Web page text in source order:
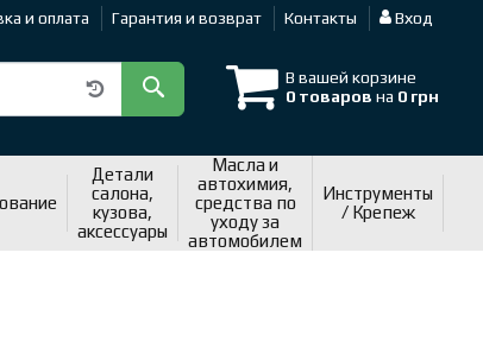
и оплата Гарантия и возврат Контакты Вход
В вашей корзине
0 товаров на 0 грн
Детали
салона,
кузова,
аксессуары
Масла и
автохимия,
средства по
уходу за
автомобилем
Инструменты
/ Крепеж